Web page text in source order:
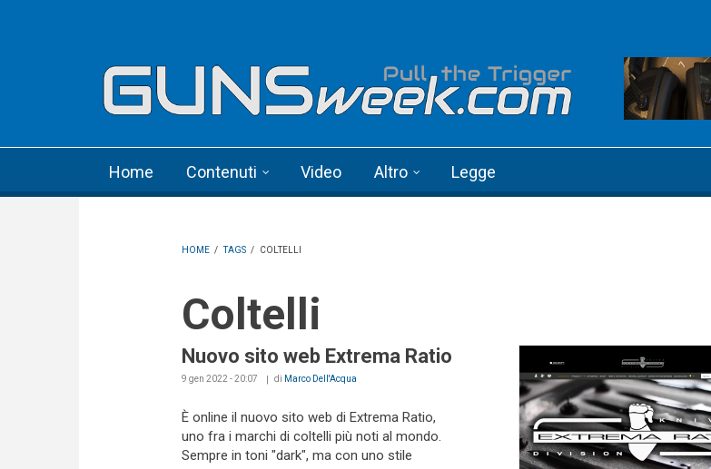
Home Contenuti Video Altro Legge
HOME / TAGS / COLTELLI
Coltelli
Nuovo sito web Extrema Ratio
9 gen 2022 - 20:07 di Marco Dell'Acqua
È online il nuovo sito web di Extrema Ratio,
uno fra i marchi di coltelli più noti al mondo.
Sempre in toni "dark", ma con uno stile